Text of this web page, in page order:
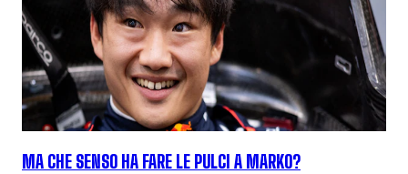
MA CHE SENSO HA FARE LE PULCI A MARKO?